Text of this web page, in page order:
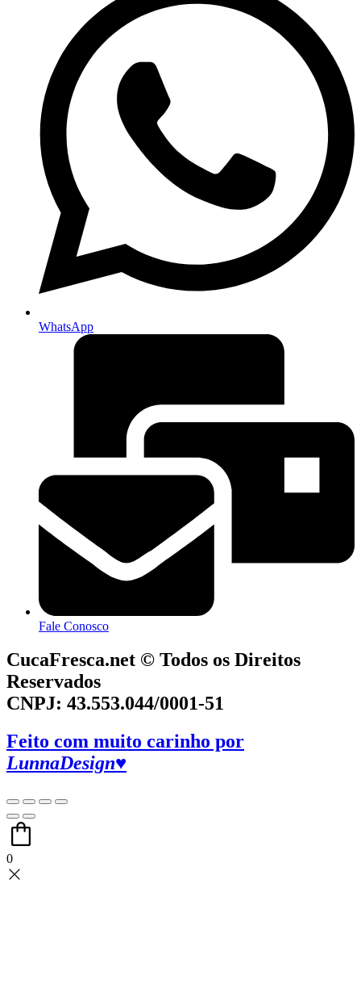
WhatsApp
Fale Conosco
CucaFresca.net © Todos os Direitos
Reservados
CNPJ: 43.553.044/0001-51
Feito com muito carinho por
LunnaDesign♥
0